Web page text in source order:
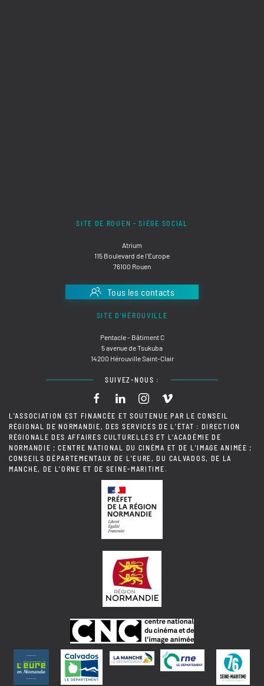
SITE DE ROUEN - SIÈGE SOCIAL
Atrium
115 Boulevard de l'Europe
76100 Rouen
Tous les contacts
SITE D'HÉROUVILLE
Pentacle - Bâtiment C
5 avenue de Tsukuba
14200 Hérouville Saint-Clair
SUIVEZ-NOUS :
L'ASSOCIATION EST FINANCÉE ET SOUTENUE PAR LE CONSEIL
RÉGIONAL DE NORMANDIE, DES SERVICES DE L'ÉTAT : DIRECTION
RÉGIONALE DES AFFAIRES CULTURELLES ET L'ACADÉMIE DE
NORMANDIE ; CENTRE NATIONAL DU CINÉMA ET DE L'IMAGE ANIMÉE ;
CONSEILS DÉPARTEMENTAUX DE L'EURE, DU CALVADOS, DE LA
MANCHE, DE L'ORNE ET DE SEINE-MARITIME.